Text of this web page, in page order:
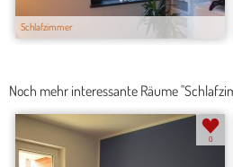
Schlafzimmer
Noch mehr interessante Räume
0